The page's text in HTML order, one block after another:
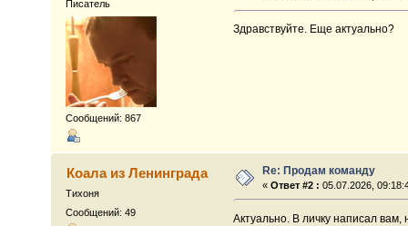
Писатель
Сообщений: 867
Здравствуйте. Еще актуально?
Коала из Ленинграда
Тихоня
Сообщений: 49
Re: Продам команду
«Ответ #2 : 05.07.2026,
Актуально. В личку написал вам,